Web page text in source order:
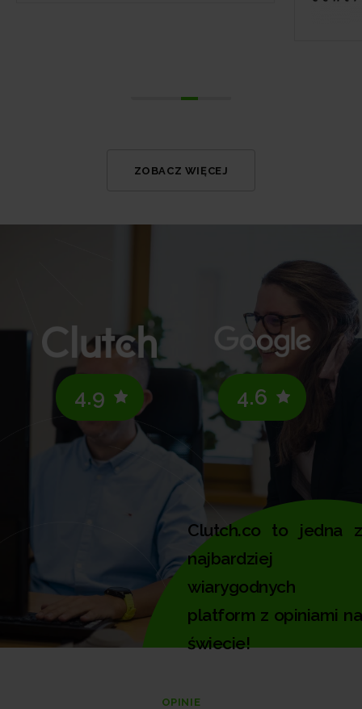
ZOBACZ WIĘCEJ
4.9 4.6
Clutch.co to jedna z
najbardziej
wiarygodnych
platform z opiniami na
świecie!
OPINIE